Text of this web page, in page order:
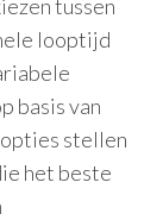
tussen
looptijd
basis van
stellen
het beste